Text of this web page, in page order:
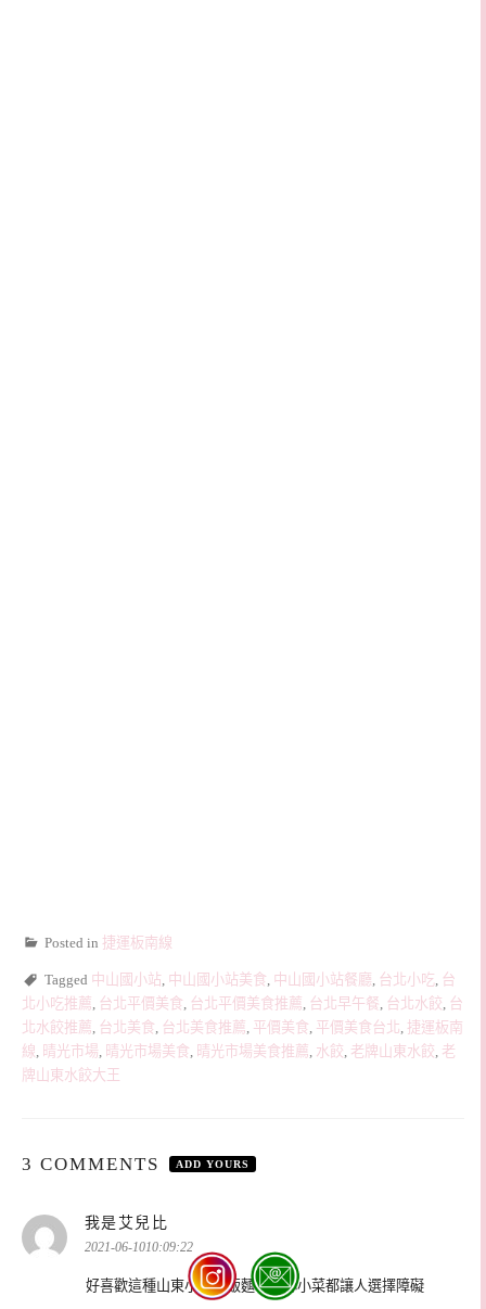
Posted in 捷運板南線
Tagged 中山國小站 中山國小站美食 中山國小站餐廳 台北小吃 台
北小吃推薦 台北平價美食 台北平價美食推薦 台北早午餐 台北水餃 台
北水餃推薦 台北美食 台北美食推薦 平價美食 平價美食台北 捷運板南
線 晴光市場 晴光市場美食 晴光市場美食推薦 水餃 老牌山東水餃 老
牌山東水餃大王
3 COMMENTS ADD YOURS
我是艾兒比
示:
2021-06-1010:09:22
好喜歡這種山東小館～飯麵、點心小菜都讓人選擇障礙